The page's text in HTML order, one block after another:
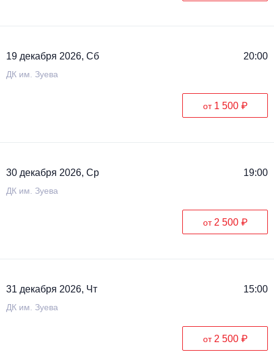
19 декабря 2026, Сб 20:00
ДК им. Зуева
от 1 500 ₽
30 декабря 2026, Ср 19:00
ДК им. Зуева
от 2 500 ₽
31 декабря 2026, Чт 15:00
ДК им. Зуева
от 2 500 ₽